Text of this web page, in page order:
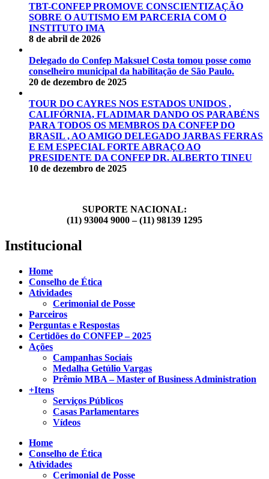
TBT-CONFEP PROMOVE CONSCIENTIZAÇÃO
SOBRE O AUTISMO EM PARCERIA COM O
INSTITUTO IMA
8 de abril de 2026
Delegado do Confep Maksuel Costa tomou posse como
conselheiro municipal da habilitação de São Paulo.
20 de dezembro de 2025
TOUR DO CAYRES NOS ESTADOS UNIDOS ,
CALIFÓRNIA, FLADIMAR DANDO OS PARABÉNS
PARA TODOS OS MEMBROS DA CONFEP DO
BRASIL , AO AMIGO DELEGADO JARBAS FERRAS
E EM ESPECIAL FORTE ABRAÇO AO
PRESIDENTE DA CONFEP DR. ALBERTO TINEU
10 de dezembro de 2025
SUPORTE NACIONAL:
(11) 93004 9000 – (11) 98139 1295
Institucional
Home
Conselho de Ética
Atividades
Cerimonial de Posse
Parceiros
Perguntas e Respostas
Certidões do CONFEP – 2025
Ações
Campanhas Sociais
Medalha Getúlio Vargas
Prêmio MBA – Master of Business Administration
+Itens
Serviços Públicos
Casas Parlamentares
Vídeos
Home
Conselho de Ética
Atividades
Cerimonial de Posse